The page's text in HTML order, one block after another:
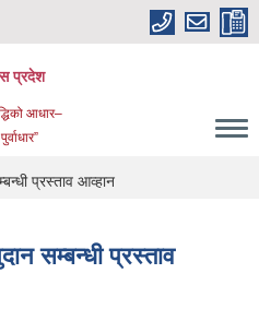
प्रदेश
आधार–
प्रस्ताव आव्हान
सम्बन्धी प्रस्ताव